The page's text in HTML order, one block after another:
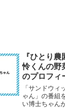
『ひとり
怜くんの野
のプロフィ
「サンドウィ
ゃん」の番組
い博士ちゃん